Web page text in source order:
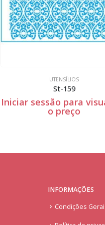
UTENSÍLIOS
St-159
Iniciar sessão para
o preço
INFORMAÇÕES
Condições